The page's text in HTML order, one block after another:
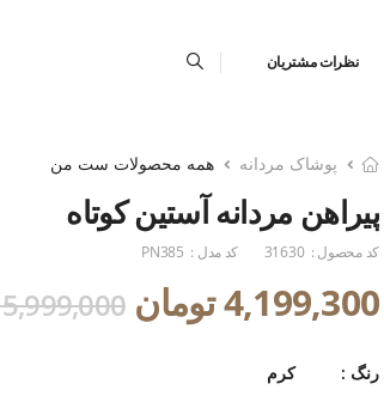
نظرات مشتریان
پوشاک مردانه همه محصولات ست من
پیراهن مردانه آستین کوتاه
کد محصول : 31630 کد مدل : PN385
4,199,300 تومان 5,999,000 تومان
رنگ : کرم